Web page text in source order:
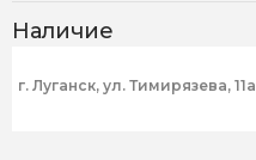
Наличие
г. Луганск, ул. Тимирязева, 11а